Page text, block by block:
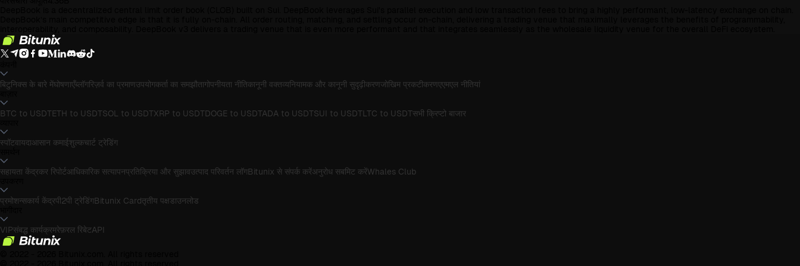
बिटुनिक्स के बारे मेंघोषणाएँब्लॉगरिज़र्व का प्रमाणउपयोगकर्ता का समझौतागोपनीयता नीतिकानूनी वक्तव्यनियामक और कानूनी सुदृढ़ीकरणजोखिम प्रकटीकरणएएमएल नीतियां
BTC to USDTETH to USDTSOL to USDTXRP to USDTDOGE to USDTADA to USDTSUI to USDTLTC to USDTसभी क्रिप्टो बाजार
स्पॉटवायदाआसान कमाईशुल्कचार्ट ट्रेडिंग
सहायता केंद्रकर रिपोर्टआधिकारिक सत्यापनप्रतिक्रिया और सुझावउत्पाद परिवर्तन लॉगBitunix से संपर्क करेंअनुरोध सबमिट करेंWhales Club
प्रमोशन्सकार्य केंद्रपी2पी ट्रेडिंगBitunix Cardतृतीय पक्षडाउनलोड
VIPसंबद्ध कार्यक्रमरेफ़रल रिबेटAPI